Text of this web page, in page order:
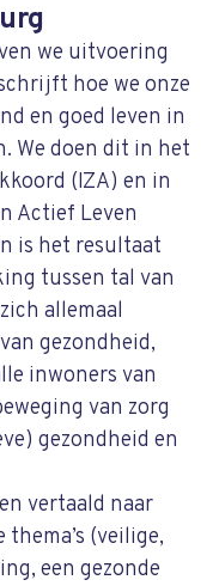
we uitvoering
hoe we onze
en goed leven in
We doen dit in het
(IZA) en in
Actief Leven
is het resultaat
tussen tal van
allemaal
gezondheid,
inwoners van
van zorg
gezondheid en
vertaald naar
(veilige,
een gezonde